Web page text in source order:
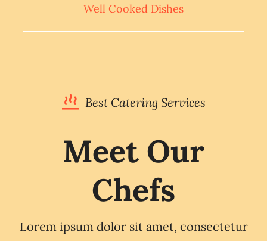
Well Cooked Dishes
Best Catering Services
Meet Our
Chefs
Lorem ipsum dolor sit amet, consectetur